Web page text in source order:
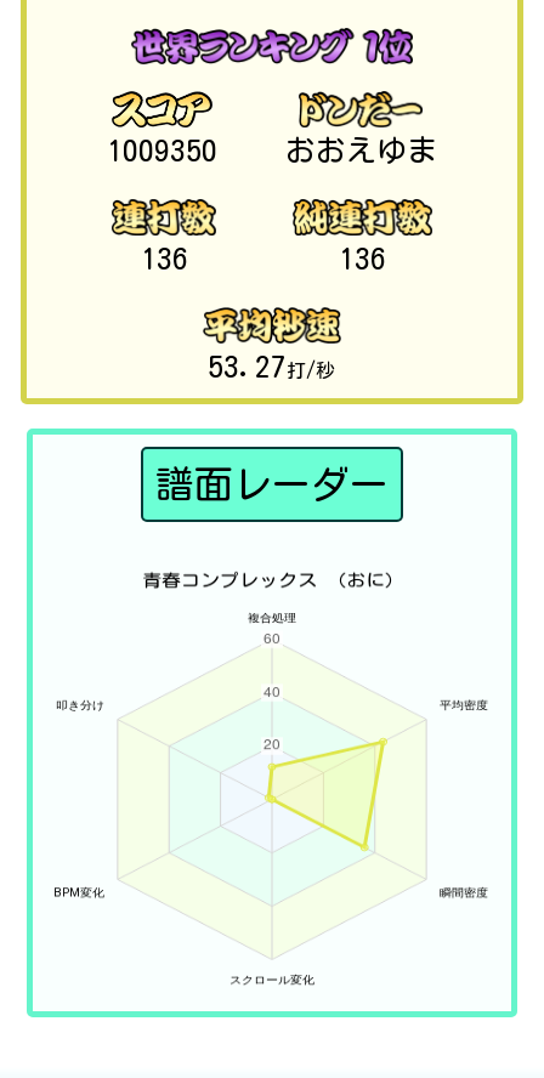
1009350 おおえゆま
136 136
53.27打/秒
譜面レーダー